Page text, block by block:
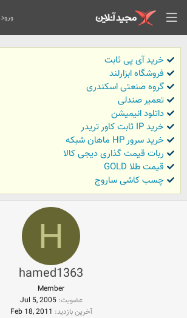
ورود
خرید آی پی ثابت
فروشگاه ابزارلند
گروه صنعتی اسکندری
تعمیر صندلی
داتلود انیمیشن
خرید IP ثابت کاور تریدر
خرید سرور HP ماهان شبکه
ربات قیمت گذاری دیجی کالا
قیمت طلا GOLD
چسب کاشی ساروج
H
hamed1363
Member
عضویت Jul 5, 2005
آخرین بازدید Feb 18, 2011